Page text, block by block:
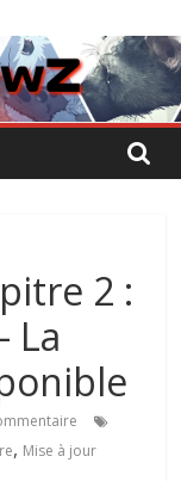
2 :
La
, Mise à jour